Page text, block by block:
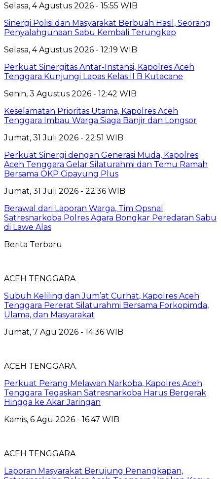
Selasa, 4 Agustus 2026 - 15:55 WIB
Sinergi Polisi dan Masyarakat Berbuah Hasil, Seorang
Penyalahgunaan Sabu Kembali Terungkap
Selasa, 4 Agustus 2026 - 12:19 WIB
Perkuat Sinergitas Antar-Instansi, Kapolres Aceh
Tenggara Kunjungi Lapas Kelas II B Kutacane
Senin, 3 Agustus 2026 - 12:42 WIB
Keselamatan Prioritas Utama, Kapolres Aceh
Tenggara Imbau Warga Siaga Banjir dan Longsor
Jumat, 31 Juli 2026 - 22:51 WIB
Perkuat Sinergi dengan Generasi Muda, Kapolres
Aceh Tenggara Gelar Silaturahmi dan Temu Ramah
Bersama OKP Cipayung Plus
Jumat, 31 Juli 2026 - 22:36 WIB
Berawal dari Laporan Warga, Tim Opsnal
Satresnarkoba Polres Agara Bongkar Peredaran Sabu
di Lawe Alas
Berita Terbaru
ACEH TENGGARA
Subuh Keliling dan Jum’at Curhat, Kapolres Aceh
Tenggara Pererat Silaturahmi Bersama Forkopimda,
Ulama, dan Masyarakat
Jumat, 7 Agu 2026 - 14:36 WIB
ACEH TENGGARA
Perkuat Perang Melawan Narkoba, Kapolres Aceh
Tenggara Tegaskan Satresnarkoba Harus Bergerak
Hingga ke Akar Jaringan
Kamis, 6 Agu 2026 - 16:47 WIB
ACEH TENGGARA
Laporan Masyarakat Berujung Penangkapan,